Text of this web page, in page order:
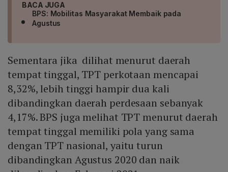
BACA JUGA
BPS: Mobilitas Masyarakat Membaik pada
Agustus
Sementara jika dilihat menurut daerah
tempat tinggal, TPT perkotaan mencapai
8,32%, lebih tinggi hampir dua kali
dibandingkan daerah perdesaan sebanyak
4,17%. BPS juga melihat TPT menurut daerah
tempat tinggal memiliki pola yang sama
dengan TPT nasional, yaitu turun
dibandingkan Agustus 2020 dan naik